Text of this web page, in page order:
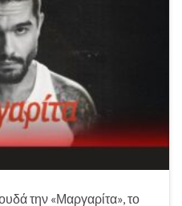
την «Μαργαρίτα», το